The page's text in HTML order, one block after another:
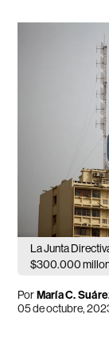
La Junta
$300.000
PorMaría C.
05 de octubre,